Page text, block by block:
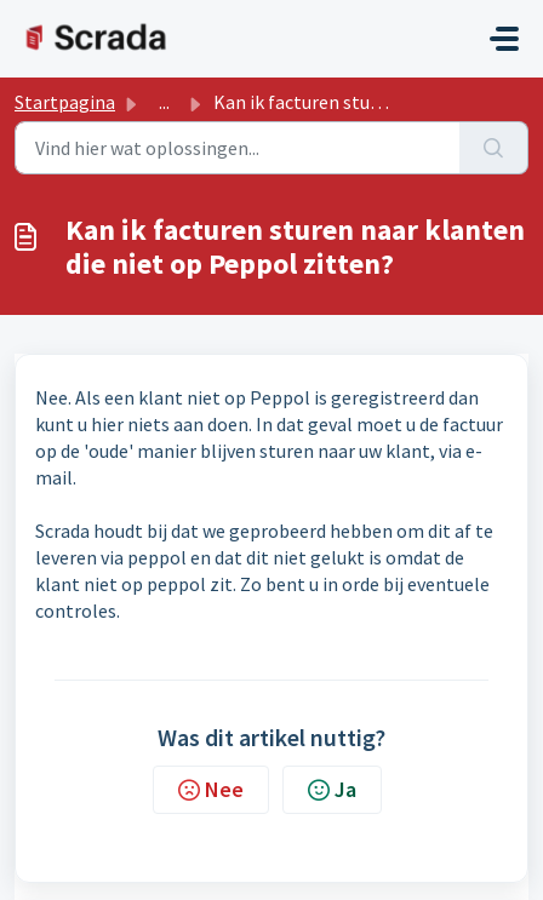
Startpagina ... Kan ik facturen sturen naar klanten die niet op Peppol zi...
Kan ik facturen sturen naar klanten
die niet op Peppol zitten?
Nee. Als een klant niet op Peppol is geregistreerd dan
kunt u hier niets aan doen. In dat geval moet u de factuur
op de 'oude' manier blijven sturen naar uw klant, via e-
mail.
Scrada houdt bij dat we geprobeerd hebben om dit af te
leveren via peppol en dat dit niet gelukt is omdat de
klant niet op peppol zit. Zo bent u in orde bij eventuele
controles.
Was dit artikel nuttig?
Nee Ja